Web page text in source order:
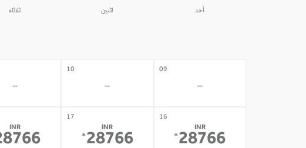
أحد اثنين ثلاثاء
09
-
10
-
-
16
INR
28766
*
17
INR
28766
*
INR